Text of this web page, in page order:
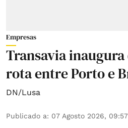
Empresas
Transavia
rota entre Porto e
DN/Lusa
Publicado a: 07 Agosto 2026, 09:57